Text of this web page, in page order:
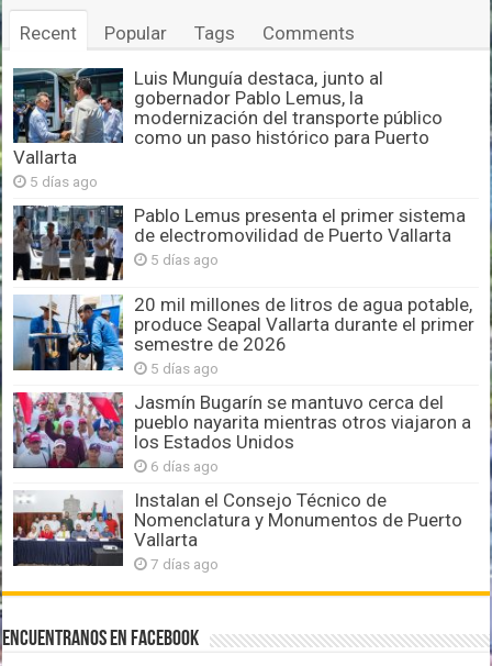
Recent Popular Tags Comments
Luis Munguía destaca, junto al
gobernador Pablo Lemus, la
modernización del transporte público
como un paso histórico para Puerto
Vallarta
5 días ago
Pablo Lemus presenta el primer sistema
de electromovilidad de Puerto Vallarta
5 días ago
20 mil millones de litros de agua potable,
produce Seapal Vallarta durante el primer
semestre de 2026
5 días ago
Jasmín Bugarín se mantuvo cerca del
pueblo nayarita mientras otros viajaron a
los Estados Unidos
6 días ago
Instalan el Consejo Técnico de
Nomenclatura y Monumentos de Puerto
Vallarta
7 días ago
Encuentranos en Facebook